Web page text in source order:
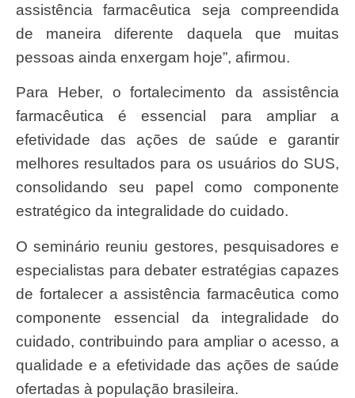
assistência farmacêutica seja compreendida
de maneira diferente daquela que muitas
pessoas ainda enxergam hoje”, afirmou.
Para Heber, o fortalecimento da assistência
farmacêutica é essencial para ampliar a
efetividade das ações de saúde e garantir
melhores resultados para os usuários do SUS,
consolidando seu papel como componente
estratégico da integralidade do cuidado.
O seminário reuniu gestores, pesquisadores e
especialistas para debater estratégias capazes
de fortalecer a assistência farmacêutica como
componente essencial da integralidade do
cuidado, contribuindo para ampliar o acesso, a
qualidade e a efetividade das ações de saúde
ofertadas à população brasileira.